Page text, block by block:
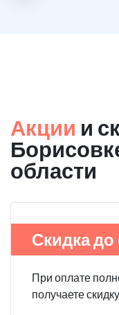
Акции и
области
Скидка до
При оплате
получаете